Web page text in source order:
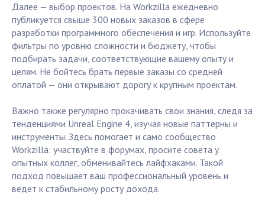
Далее — выбор проектов. На Workzilla ежедневно
публикуется свыше 300 новых заказов в сфере
разработки программного обеспечения и игр. Используйте
фильтры по уровню сложности и бюджету, чтобы
подбирать задачи, соответствующие вашему опыту и
целям. Не бойтесь брать первые заказы со средней
оплатой — они открывают дорогу к крупным проектам.
Важно также регулярно прокачивать свои знания, следя за
тенденциями Unreal Engine 4, изучая новые паттерны и
инструменты. Здесь помогает и само сообщество
Workzilla: участвуйте в форумах, просите совета у
опытных коллег, обменивайтесь лайфхаками. Такой
подход повышает ваш профессиональный уровень и
ведет к стабильному росту дохода.